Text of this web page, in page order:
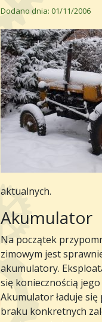
Dodano dnia: 01/11/2006
aktualnych.
Akumulator
Na początek
zimowym jest
akumulatory.
się koniecznością
Akumulator ładuje
braku konkretnych